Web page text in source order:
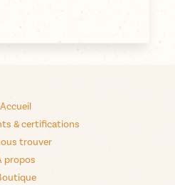
Accueil
& certifications
trouver
propos